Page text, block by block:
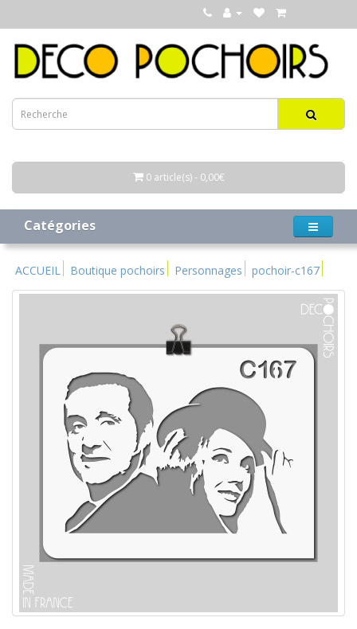
0 article(s) - 0,00€
Catégories
ACCUEIL Boutique pochoirs Personnages pochoir-c167